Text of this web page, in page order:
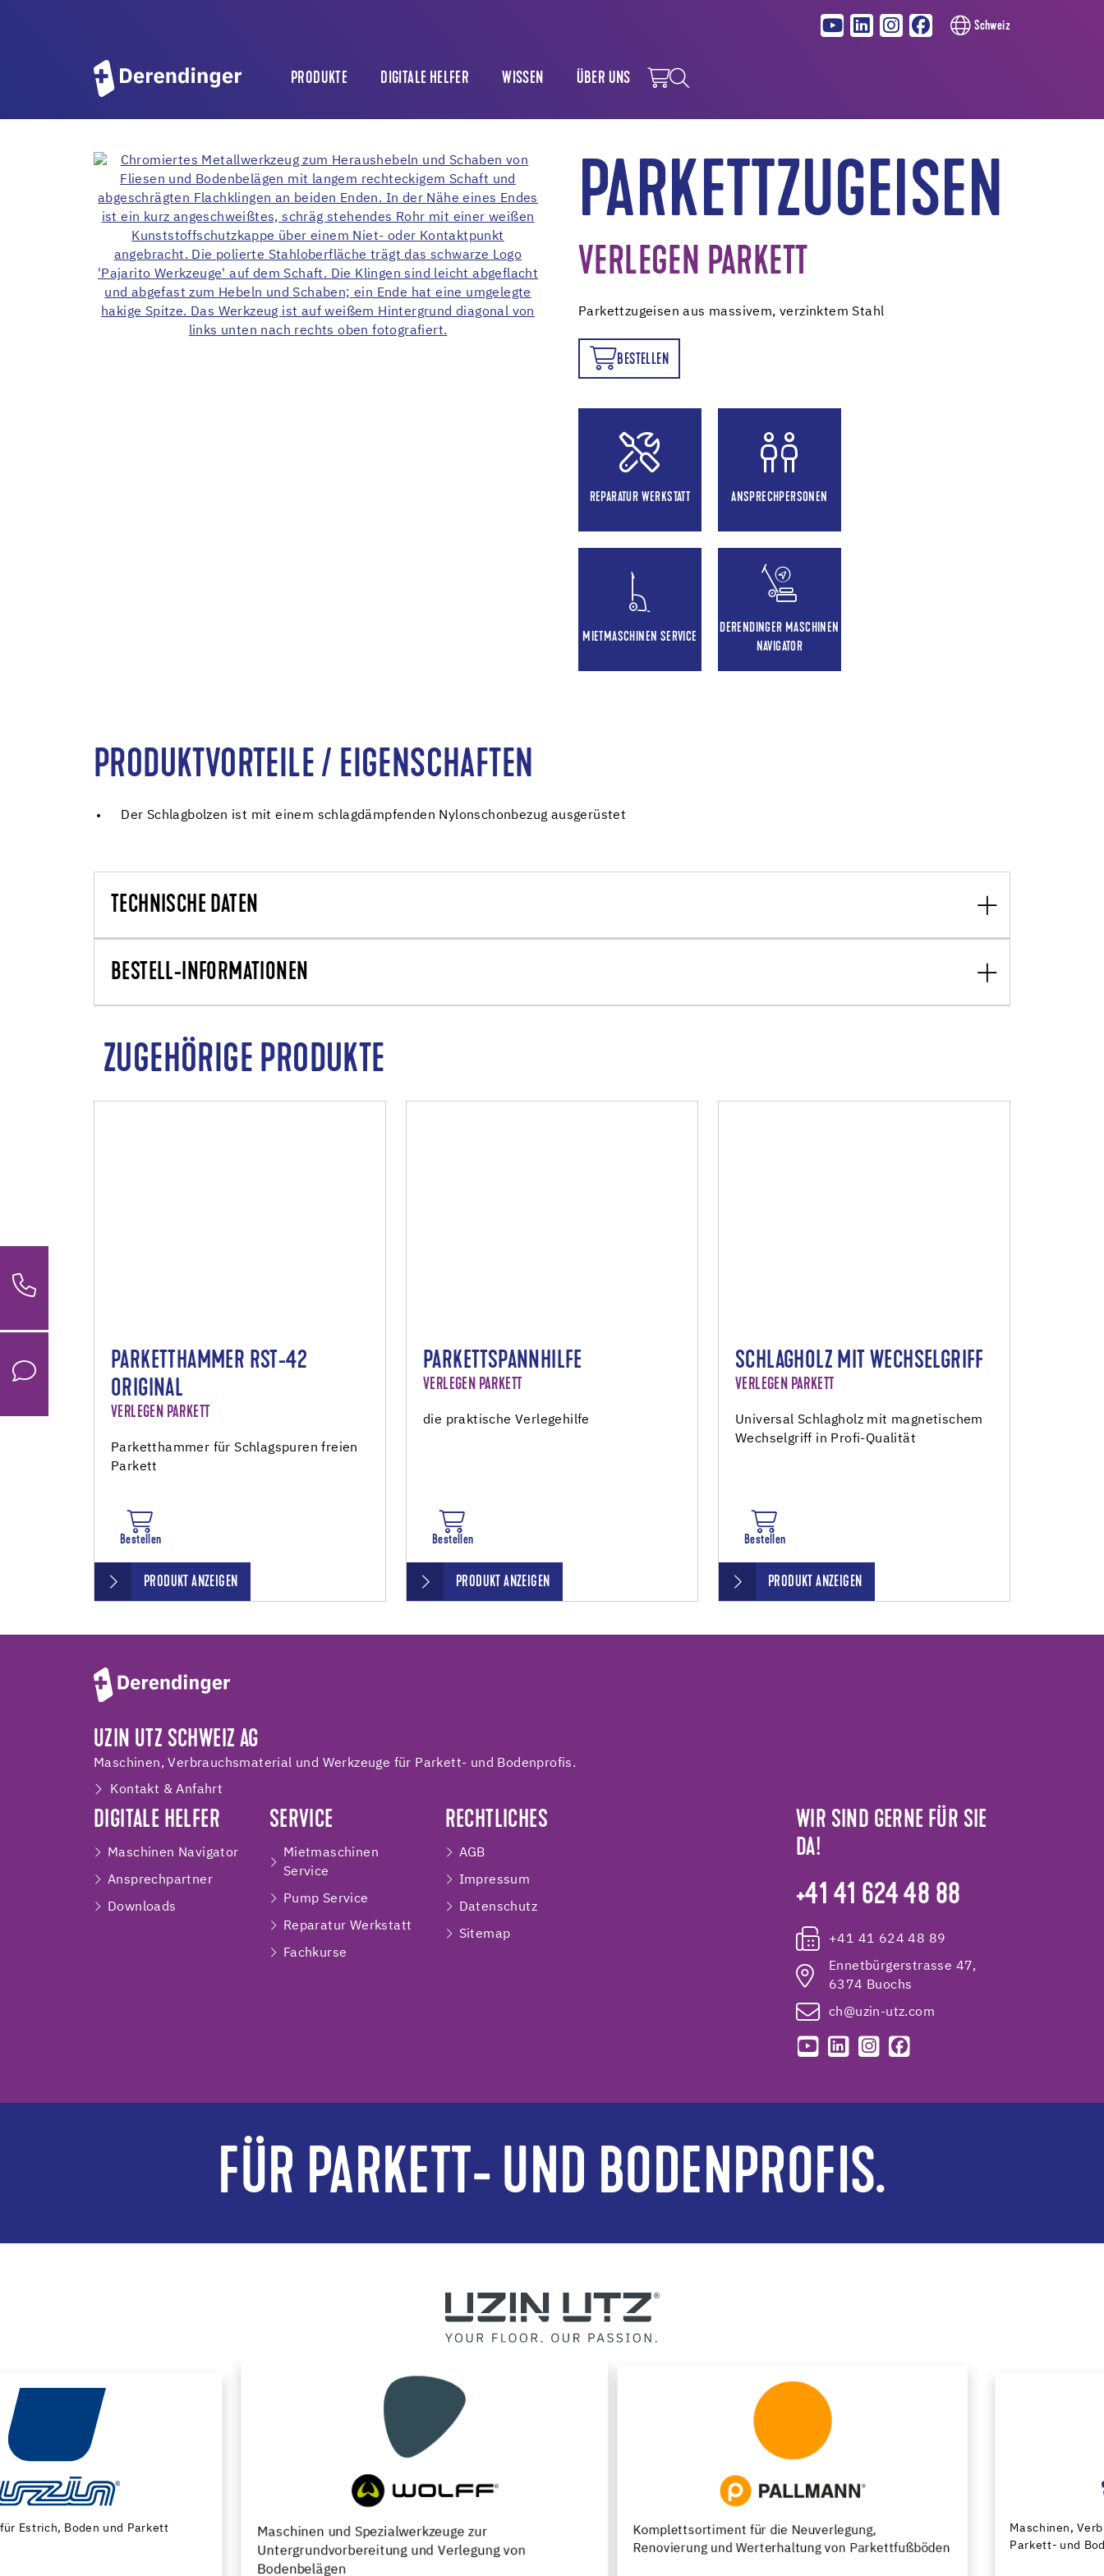
Schweiz
PRODUKTE DIGITALE HELFER WISSEN ÜBER UNS
PARKETTZUGEISEN
VERLEGEN PARKETT
Parkettzugeisen aus massivem, verzinktem Stahl
BESTELLEN
REPARATUR WERKSTATT ANSPRECHPERSONEN
MIETMASCHINEN SERVICE
DERENDINGER MASCHINEN
NAVIGATOR
PRODUKTVORTEILE / EIGENSCHAFTEN
Der Schlagbolzen ist mit einem schlagdämpfenden Nylonschonbezug ausgerüstet
TECHNISCHE DATEN
BESTELL-INFORMATIONEN
ZUGEHÖRIGE PRODUKTE
PARKETTHAMMER RST-42
ORIGINAL
VERLEGEN PARKETT
Parketthammer für Schlagspuren freien
Parkett
Bestellen
PRODUKT ANZEIGEN
PARKETTSPANNHILFE
VERLEGEN PARKETT
die praktische Verlegehilfe
Bestellen
PRODUKT ANZEIGEN
SCHLAGHOLZ MIT WECHSELGRIFF
VERLEGEN PARKETT
Universal Schlagholz mit magnetischem
Wechselgriff in Profi-Qualität
Bestellen
PRODUKT ANZEIGEN
UZIN UTZ SCHWEIZ AG
Maschinen, Verbrauchsmaterial und Werkzeuge für Parkett- und Bodenprofis.
Kontakt & Anfahrt
DIGITALE HELFER
Maschinen Navigator
Ansprechpartner
Downloads
SERVICE
Mietmaschinen
Service
Pump Service
Reparatur Werkstatt
Fachkurse
RECHTLICHES
AGB
Impressum
Datenschutz
Sitemap
WIR SIND GERNE FÜR SIE
DA!
+41 41 624 48 88
+41 41 624 48 89
Ennetbürgerstrasse 47,
6374 Buochs
ch@uzin-utz.com
FÜR PARKETT- UND BODENPROFIS.
Maschinen und Spezialwerkzeuge zur
Untergrundvorbereitung und Verlegung von
Komplettsortiment für die Neuverlegung,
Renovierung und Werterhaltung von Parkettfußböden
Maschinen, Verbrauchsmaterial und Werkzeuge für
Parkett- und Bodenprofis